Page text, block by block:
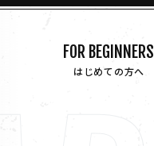
FOR BEGINNERS
はじめての方へ